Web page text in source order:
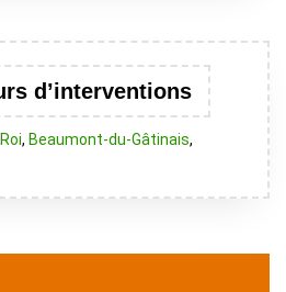
d’interventions
, Beaumont-du-Gâtinais,